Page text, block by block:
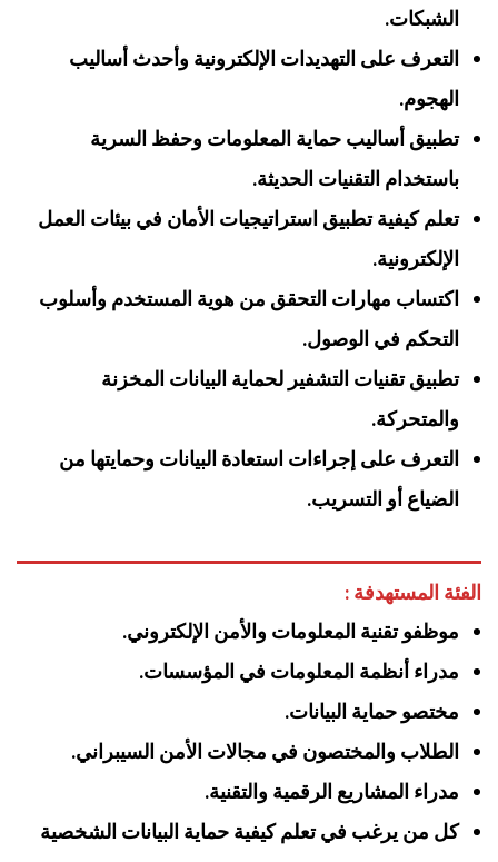
الشبكات.
التعرف على التهديدات الإلكترونية وأحدث أساليب
الهجوم.
تطبيق أساليب حماية المعلومات وحفظ السرية
باستخدام التقنيات الحديثة.
تعلم كيفية تطبيق استراتيجيات الأمان في بيئات العمل
الإلكترونية.
اكتساب مهارات التحقق من هوية المستخدم وأسلوب
التحكم في الوصول.
تطبيق تقنيات التشفير لحماية البيانات المخزنة
والمتحركة.
التعرف على إجراءات استعادة البيانات وحمايتها من
الضياع أو التسريب.
الفئة المستهدفة :
موظفو تقنية المعلومات والأمن الإلكتروني.
مدراء أنظمة المعلومات في المؤسسات.
مختصو حماية البيانات.
الطلاب والمختصون في مجالات الأمن السيبراني.
مدراء المشاريع الرقمية والتقنية.
كل من يرغب في تعلم كيفية حماية البيانات الشخصية